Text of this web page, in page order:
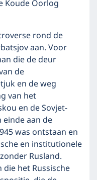
Koude Oorlog
rond de
aan. Voor
die de deur
de
en de weg
van het
en de Sovjet-
einde aan de
was ontstaan en
en institutionele
Rusland.
die het Russische